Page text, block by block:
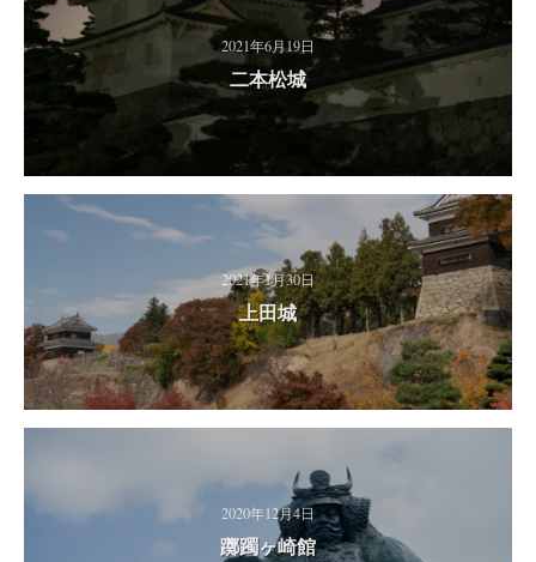
2021年6月19日
二本松城
2021年1月30日
上田城
2020年12月4日
躑躅ヶ崎館